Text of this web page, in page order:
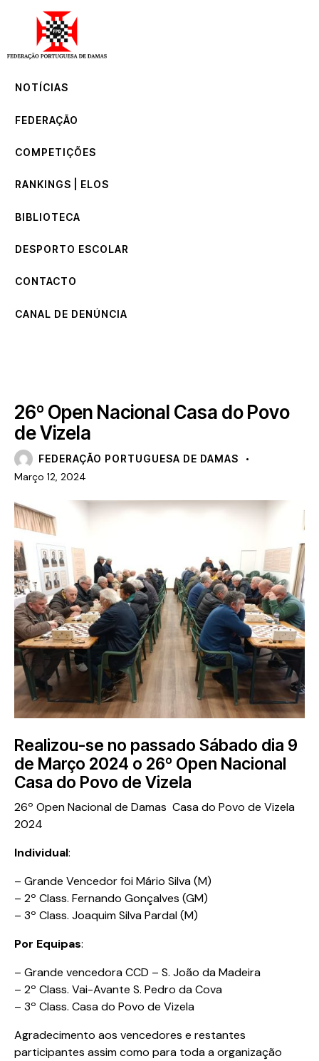
NOTÍCIAS
FEDERAÇÃO
COMPETIÇÕES
RANKINGS | ELOS
BIBLIOTECA
DESPORTO ESCOLAR
CONTACTO
CANAL DE DENÚNCIA
26º Open Nacional Casa do Povo
de Vizela
FEDERAÇÃO PORTUGUESA DE DAMAS
Março 12, 2024
Realizou-se no passado Sábado dia 9
de Março 2024 o 26º Open Nacional
Casa do Povo de Vizela
26º Open Nacional de Damas Casa do Povo de Vizela
2024
Individual:
– Grande Vencedor foi Mário Silva (M)
– 2º Class. Fernando Gonçalves (GM)
– 3º Class. Joaquim Silva Pardal (M)
Por Equipas:
– Grande vencedora CCD – S. João da Madeira
– 2º Class. Vai-Avante S. Pedro da Cova
– 3º Class. Casa do Povo de Vizela
Agradecimento aos vencedores e restantes
participantes assim como para toda a organização